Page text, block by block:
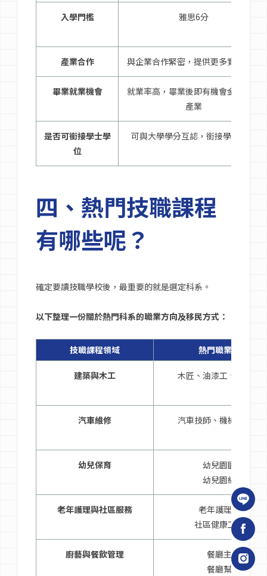
入學門檻 雅思6分
產業合作 與企業合作緊密，提供更多實習機會
畢業就業機會
就業率高，畢業後即有機會金入相關
產業
是否可銜接學士學
位
可與大學學分互認，銜接學士學位
四、熱門技職課程
有哪些呢？
確定要讀技職學校後，最重要的就是選定科系。
以下整理一份關於熱門科系的職業方向及移民方式：
技職課程領域 熱門職業方向
建築與木工 木匠、油漆工、建築工
汽車維修 汽車技師、機械修護專
幼兒保育
幼兒園園長
幼兒園組長
老年護理與社區服務
老年護理人員
社區健康工作者
廚藝與餐飲管理
餐廳主廚
餐廳幫廚